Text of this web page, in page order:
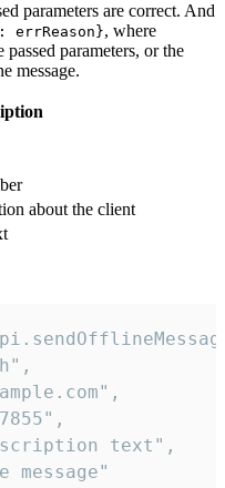
parameters are correct. And
, where
parameters, or the
message.
about the client
text",
message"